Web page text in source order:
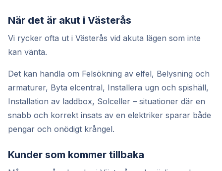
När det är akut i Västerås
Vi rycker ofta ut i Västerås vid akuta lägen som inte
kan vänta.
Det kan handla om Felsökning av elfel, Belysning och
armaturer, Byta elcentral, Installera ugn och spishäll,
Installation av laddbox, Solceller – situationer där en
snabb och korrekt insats av en elektriker sparar både
pengar och onödigt krångel.
Kunder som kommer tillbaka